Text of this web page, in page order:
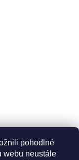
pohodlné
webu neustále